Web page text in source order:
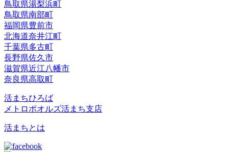
鳥取県湯梨浜町
鳥取県南部町
福岡県豊前市
北海道奈井江町
千葉県多古町
長野県佐久市
滋賀県近江八幡市
奈良県高取町
活まちひろば
メトロポオルズ活まち支店
活まちとは